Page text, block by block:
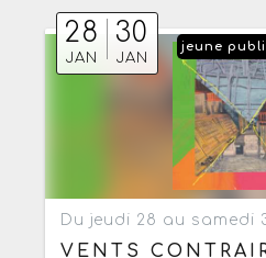
28
JAN
30
JAN
jeune
Du jeudi 28 au samedi
VENTS